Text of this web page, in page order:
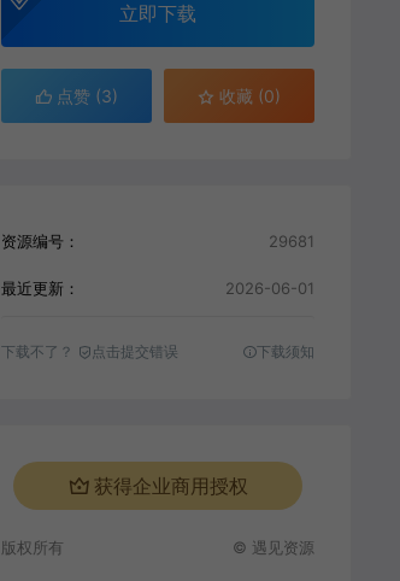
立即下载
点赞 (3) 收藏 (0)
资源编号： 29681
最近更新： 2026-06-01
下载不了？ 点击提交错误 下载须知
获得企业商用授权
版权所有 © 遇见资源